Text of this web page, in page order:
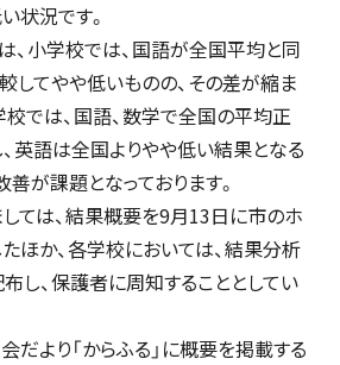
状況です。
、小学校では、国語が全国平均と同
してやや低いものの、その差が縮ま
校では、国語、数学で全国の平均正
英語は全国よりやや低い結果となる
善が課題となっております。
ては、結果概要を9月13日に市のホ
ほか、各学校においては、結果分析
し、保護者に周知することとしてい
だより「からふる」に概要を掲載する